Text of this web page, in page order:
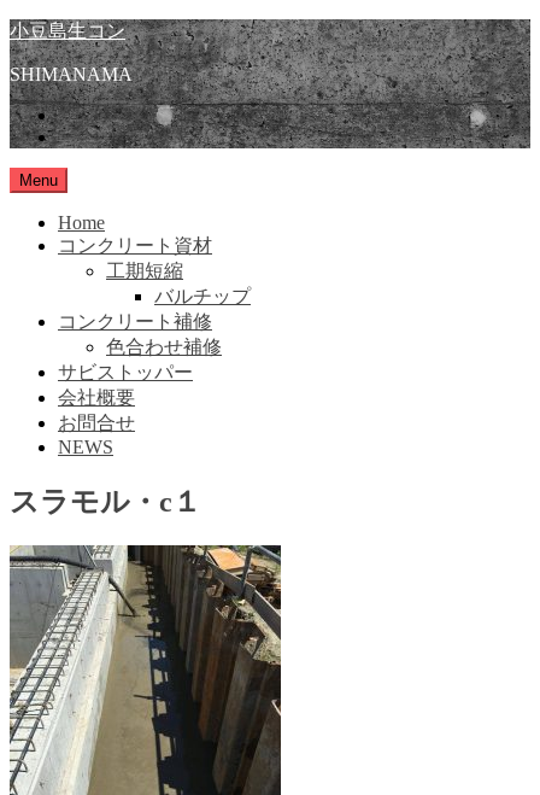
Skip
to
content
小豆島生コン
SHIMANAMA
instagram
Facebook
Menu
Home
コンクリート資材
工期短縮
バルチップ
コンクリート補修
色合わせ補修
サビストッパー
会社概要
お問合せ
NEWS
スラモル・c１